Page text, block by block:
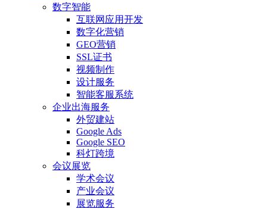
数字智能
互联网应用开发
数字化营销
GEO营销
SSL证书
视频制作
设计服务
智能客服系统
企业出海服务
外贸建站
Google Ads
Google SEO
科灯跨境
会议展览
学术会议
产业会议
展览服务